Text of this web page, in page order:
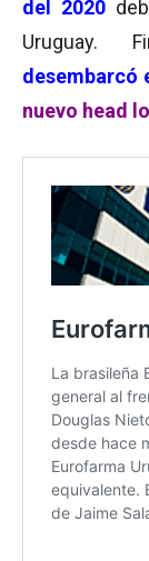
del 2020
Uruguay.
desembarcó
nuevo head